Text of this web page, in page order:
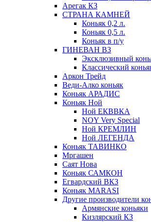
Арегак КЗ
СТРАНА КАМНЕЙ
Коньяк 0,2 л.
Коньяк 0,5 л.
Коньяк в п/у
ГИНЕВАН ВЗ
Эксклюзивный
Классический
Аркон Трейд
Веди-Алко коньяк
Коньяк АРАДИС
Коньяк Ной
Ной ЕКВВКА
NOY Very Special
Ной КРЕМЛИН
Ной ЛЕГЕНДА
Коньяк ТАВИНКО
Мргашен
Саят Нова
Коньяк САМКОН
Егвардский ВКЗ
Коньяк MARASI
Другие производители
Армянские коньяки
Кизлярский КЗ